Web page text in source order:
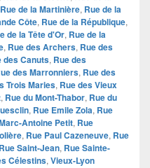
Rue de la Martinière, Rue de la
Côte, Rue de la République,
de la Tête d'Or, Rue de la
, Rue des Archers, Rue des
des Canuts, Rue des
des Marronniers, Rue des
Trois Maries, Rue des Vieux
, Rue du Mont-Thabor, Rue du
, Rue Emile Zola, Rue
Antoine Petit, Rue
, Rue Paul Cazeneuve, Rue
Rue Saint-Jean, Rue Sainte-
Célestins, Vieux-Lyon